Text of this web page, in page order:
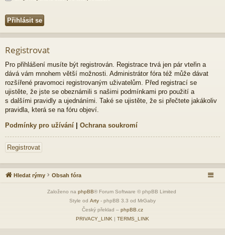
Registrovat
Pro přihlášení musíte být registrován. Registrace trvá jen pár vteřin a
dává vám mnohem větší možnosti. Administrátor fóra též může dávat
rozšířené pravomoci registrovaným uživatelům. Před registrací se
ujistěte, že jste se obeznámili s našimi podmínkami pro použití a
s dalšími pravidly a ujednáními. Také se ujistěte, že si přečtete jakákoliv
pravidla, která se na fóru objeví.
Podmínky pro užívání | Ochrana soukromí
Registrovat
Hledat rýmy Obsah fóra
Založeno na phpBB® Forum Software © phpBB Limited
Style od Arty - phpBB 3.3 od MrGaby
Český překlad – phpBB.cz
PRIVACY_LINK | TERMS_LINK